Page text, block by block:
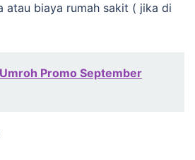
atau biaya rumah sakit ( jika di
Promo September